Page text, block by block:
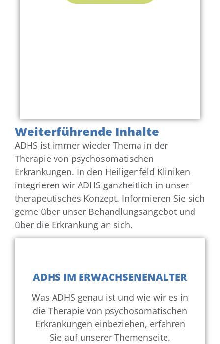
ADHS IM ERWACHSENENALTER
Was ADHS genau ist und wie wir es in
die Therapie von psychosomatischen
Erkrankungen einbeziehen, erfahren
Sie auf unserer Themenseite.
Weiterführende Inhalte
ADHS ist immer wieder Thema in der
Therapie von psychosomatischen
Erkrankungen. In den Heiligenfeld Kliniken
integrieren wir ADHS ganzheitlich in unser
therapeutisches Konzept. Informieren Sie sich
gerne über unser Behandlungsangebot und
über die Erkrankung an sich.